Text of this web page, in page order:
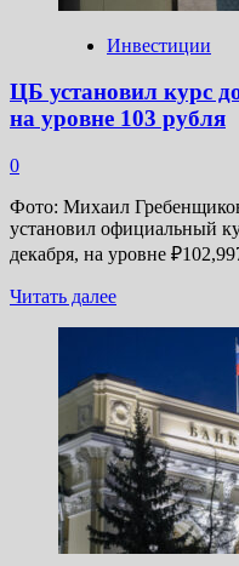
Инвестиции
ЦБ установил курс
на уровне 103 рубля
0
Фото: Михаил
установил официальный
декабря, на уровне
Читать далееПрочитать
установил
курс
доллара
США
на
18
декабря
на
уровне